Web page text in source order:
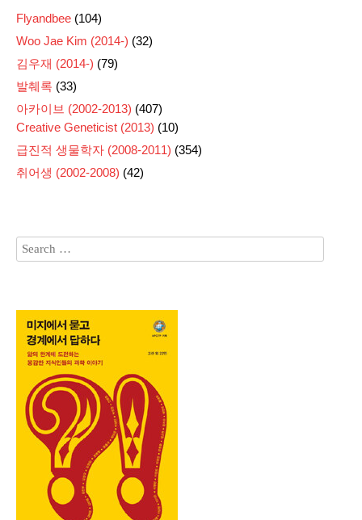
Flyandbee (104)
Woo Jae Kim (2014-) (32)
김우재 (2014-) (79)
발췌록 (33)
아카이브 (2002-2013) (407)
Creative Geneticist (2013) (10)
급진적 생물학자 (2008-2011) (354)
취어생 (2002-2008) (42)